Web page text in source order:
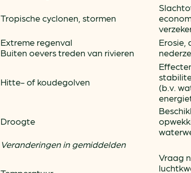
Tropische cyclonen, stormen
Extreme regenval
Buiten oevers treden van rivieren
Erosie,
Hitte- of koudegolven
(b.v.
Droogte
Veranderingen in gemiddelden
Vraag